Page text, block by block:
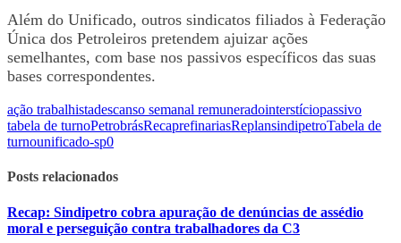
Além do Unificado, outros sindicatos filiados à Federação
Única dos Petroleiros pretendem ajuizar ações
semelhantes, com base nos passivos específicos das suas
bases correspondentes.
ação trabalhistadescanso semanal remuneradointerstíciopassivo
tabela de turnoPetrobrásRecaprefinariasReplansindipetroTabela de
turnounificado-sp0
Posts relacionados
Recap: Sindipetro cobra apuração de denúncias de assédio
moral e perseguição contra trabalhadores da C3